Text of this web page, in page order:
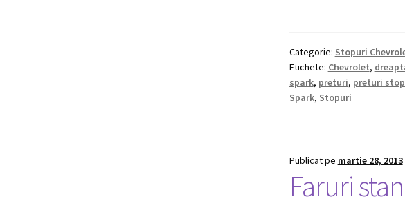
Categorie: Stopuri
Etichete: Chevrolet,
spark, preturi, preturi
Spark, Stopuri
Publicat pe martie 28, 2013
Faruri